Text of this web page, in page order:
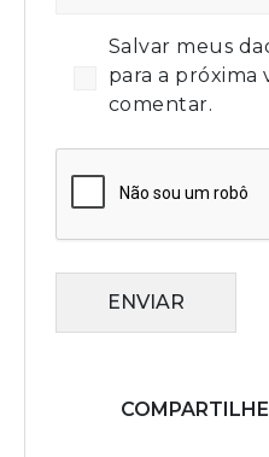
Salvar meus
para a próxima
comentar.
ENVIAR